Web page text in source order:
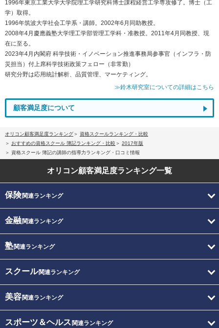
1996年東京工業大学大学院理工学研究科博士課程経営工学専攻修了。博士（工
学）取得。
1996年筑波大学社会工学系・講師。2002年6月同助教授。
2008年4月慶應義塾大学理工学部管理工学科・准教授。2011年4月同教授、現
在に至る。
2023年4月内閣府 科学技術・イノベーション推進事務局参事官（インフラ・防
災担当）付上席科学技術政策フェロー（非常勤）
研究分野は応用統計解析、品質管理、マーケティング。
≫鈴木研究室についての詳細はこちら
顧客満足度について
オリコン顧客満足度ランキング
資格スクールランキング・比較
おすすめの資格スクール 簿記ランキング・比較
2017年版
資格スクール 簿記の講師の指導力ランキング・口コミ情報
オリコン顧客満足度ランキング一覧
保険関連ランキング
金融関連ランキング
塾関連ランキング
スクール関連ランキング
美容関連ランキング
スポーツ＆ヘルス 関連ランキング